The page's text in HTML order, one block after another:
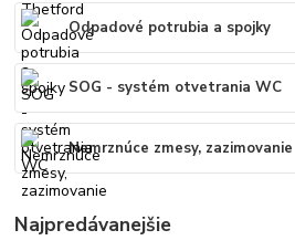
Odpadové potrubia a spojky
SOG - systém otvetrania WC
Nemrznúce zmesy, zazimovanie
Najpredávanejšie